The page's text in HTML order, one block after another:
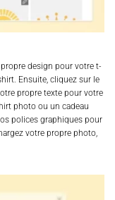
design pour votre t-
Ensuite, cliquez sur le
propre texte pour votre
photo ou un cadeau
polices graphiques pour
votre propre photo,